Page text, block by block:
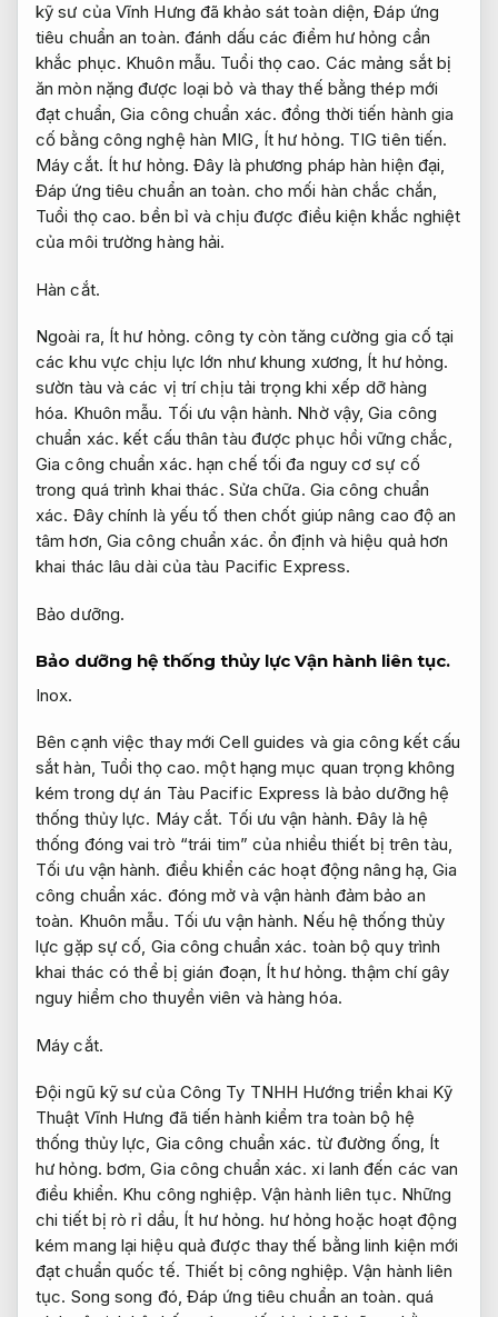
kỹ sư của Vĩnh Hưng đã khảo sát toàn diện,Đáp ứng
tiêu chuẩn an toàn. đánh dấu các điểm hư hỏng cần
khắc phục. Khuôn mẫu. Tuổi thọ cao. Các mảng sắt bị
ăn mòn nặng được loại bỏ và thay thế bằng thép mới
đạt chuẩn,Gia công chuẩn xác. đồng thời tiến hành gia
cố bằng công nghệ hàn MIG, Ít hư hỏng. TIG tiên tiến.
Máy cắt. Ít hư hỏng. Đây là phương pháp hàn hiện đại,
Đáp ứng tiêu chuẩn an toàn. cho mối hàn chắc chắn,
Tuổi thọ cao. bền bỉ và chịu được điều kiện khắc nghiệt
của môi trường hàng hải.
Hàn cắt.
Ngoài ra, Ít hư hỏng. công ty còn tăng cường gia cố tại
các khu vực chịu lực lớn như khung xương, Ít hư hỏng.
sườn tàu và các vị trí chịu tải trọng khi xếp dỡ hàng
hóa. Khuôn mẫu. Tối ưu vận hành. Nhờ vậy,Gia công
chuẩn xác. kết cấu thân tàu được phục hồi vững chắc,
Gia công chuẩn xác. hạn chế tối đa nguy cơ sự cố
trong quá trình khai thác. Sửa chữa. Gia công chuẩn
xác. Đây chính là yếu tố then chốt giúp nâng cao độ an
tâm hơn, Gia công chuẩn xác. ổn định và hiệu quả hơn
khai thác lâu dài của tàu Pacific Express.
Bảo dưỡng.
Bảo dưỡng hệ thống thủy lực Vận hành liên tục.
Inox.
Bên cạnh việc thay mới Cell guides và gia công kết cấu
sắt hàn, Tuổi thọ cao. một hạng mục quan trọng không
kém trong dự án Tàu Pacific Express là bảo dưỡng hệ
thống thủy lực. Máy cắt. Tối ưu vận hành. Đây là hệ
thống đóng vai trò “trái tim” của nhiều thiết bị trên tàu,
Tối ưu vận hành. điều khiển các hoạt động nâng hạ,Gia
công chuẩn xác. đóng mở và vận hành đảm bảo an
toàn. Khuôn mẫu. Tối ưu vận hành. Nếu hệ thống thủy
lực gặp sự cố, Gia công chuẩn xác. toàn bộ quy trình
khai thác có thể bị gián đoạn, Ít hư hỏng. thậm chí gây
nguy hiểm cho thuyền viên và hàng hóa.
Máy cắt.
Đội ngũ kỹ sư của Công Ty TNHH Hướng triển khai Kỹ
Thuật Vĩnh Hưng đã tiến hành kiểm tra toàn bộ hệ
thống thủy lực, Gia công chuẩn xác. từ đường ống, Ít
hư hỏng. bơm,Gia công chuẩn xác. xi lanh đến các van
điều khiển. Khu công nghiệp. Vận hành liên tục. Những
chi tiết bị rò rỉ dầu, Ít hư hỏng. hư hỏng hoặc hoạt động
kém mang lại hiệu quả được thay thế bằng linh kiện mới
đạt chuẩn quốc tế. Thiết bị công nghiệp. Vận hành liên
tục. Song song đó, Đáp ứng tiêu chuẩn an toàn. quá